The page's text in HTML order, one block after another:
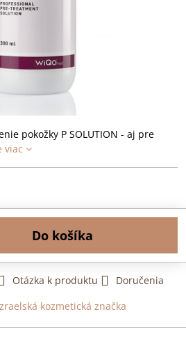
pokožky P SOLUTION - aj pre
viac
Do košíka
Otázka k produktu
Doručenia
kozmetická značka